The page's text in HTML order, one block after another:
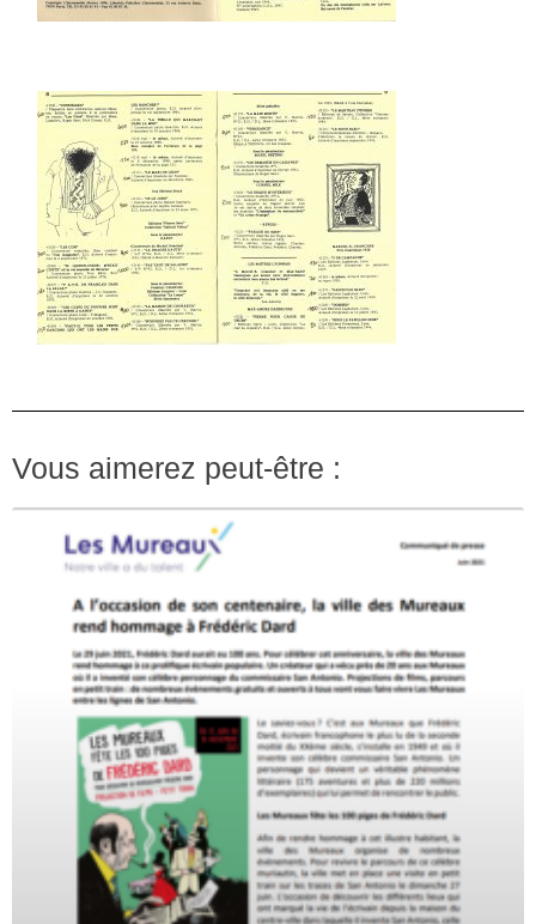
Vous aimerez peut-être :